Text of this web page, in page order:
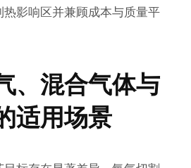
影响区并兼顾成本与质量平
、混合气体与
适用场景